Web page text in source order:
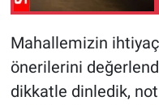
Mahallemizin
önerilerini
dikkatle dinledik,